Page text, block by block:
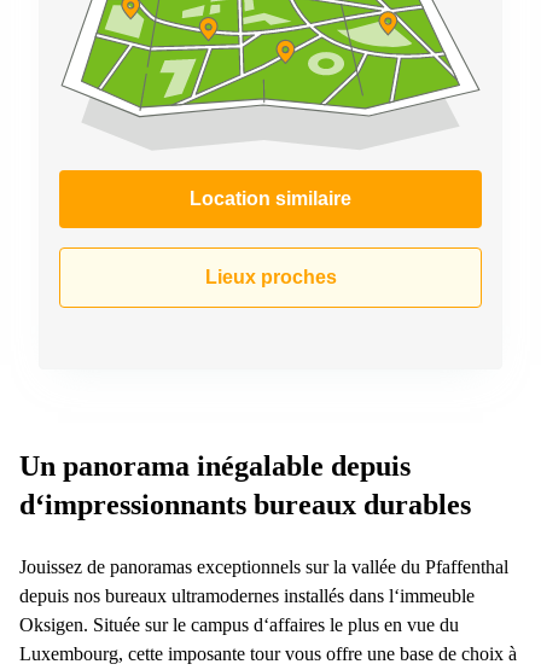
Location similaire
Lieux proches
Un panorama inégalable depuis
d‘impressionnants bureaux durables
Jouissez de panoramas exceptionnels sur la vallée du Pfaffenthal
depuis nos bureaux ultramodernes installés dans l‘immeuble
Oksigen. Située sur le campus d‘affaires le plus en vue du
Luxembourg, cette imposante tour vous offre une base de choix à